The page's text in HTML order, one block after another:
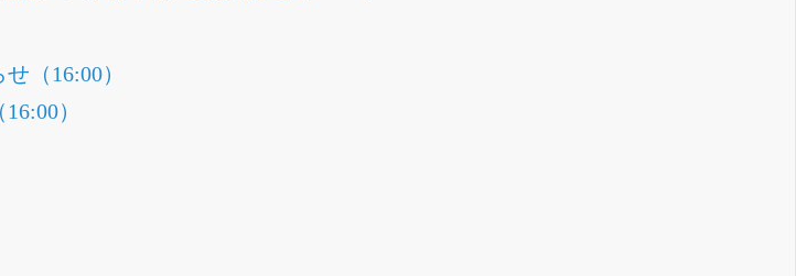
（16:00）
）